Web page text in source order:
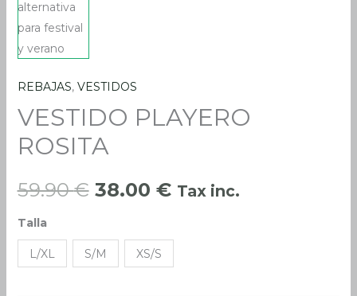
REBAJAS, VESTIDOS
VESTIDO PLAYERO
ROSITA
59.90€
El
precio
era:
59.90 €.
38.00 €
precio
es:
38.00 €.
Tax inc.
Talla
L/XL S/M XS/S
VESTIDO
PLAYERO
cantidad